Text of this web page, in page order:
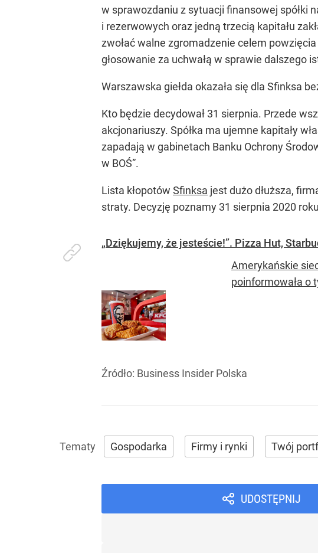
w sprawozdaniu z sytuacji finansowej spółki
i rezerwowych oraz jedną trzecią kapitału
zwołać walne zgromadzenie celem
głosowanie za uchwałą w sprawie dalszego
Warszawska giełda okazała się dla Sfinksa
Kto będzie decydował 31 sierpnia. Przede
akcjonariuszy. Spółka ma ujemne kapitały
zapadają w gabinetach Banku Ochrony
w BOŚ”.
Lista kłopotów Sfinksa jest dużo dłuższa,
straty. Decyzję poznamy 31 sierpnia 2020
„Dziękujemy, że jesteście!”. Pizza Hut,
Amerykańskie
poinformowała o
Źródło: Business Insider Polska
Gospodarka Firmy i rynki Twój
UDOSTĘPNIJ